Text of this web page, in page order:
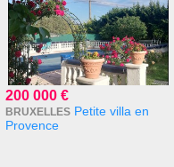
200 000 €
BRUXELLES Petite villa en
Provence